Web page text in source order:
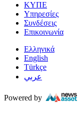
ΚΥΠΕ
Υπηρεσίες
Συνδέσεις
Επικοινωνία
Ελληνικά
English
Türkçe
عربي
Powered by